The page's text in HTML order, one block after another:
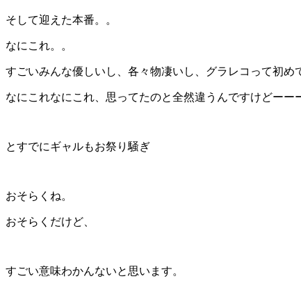
そして迎えた本番。。
なにこれ。。
すごいみんな優しいし、各々物凄いし、グラレコって初め
なにこれなにこれ、思ってたのと全然違うんですけどーー
とすでにギャルもお祭り騒ぎ
おそらくね。
おそらくだけど、
すごい意味わかんないと思います。